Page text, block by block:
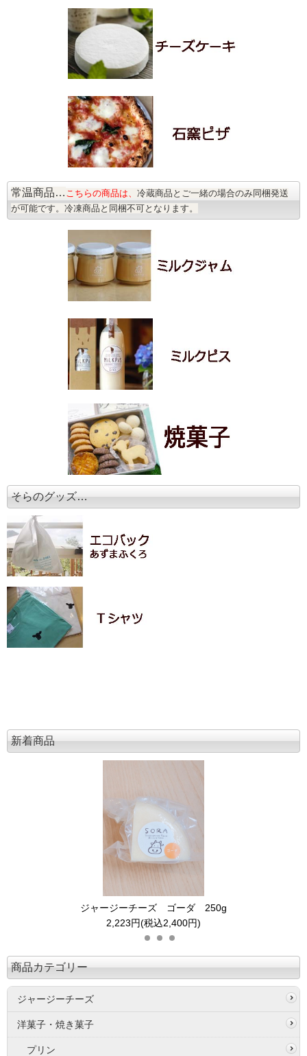
常温商品… こちらの商品は、 冷蔵商品とご一緒の場合のみ同梱発送
が可能です。冷凍商品と同梱不可となります。
そらのグッズ…
新着商品
ジャージーチーズ ゴーダ 250g
2,223円(税込2,400円)
商品カテゴリー
ジャージーチーズ
洋菓子・焼き菓子
プリン